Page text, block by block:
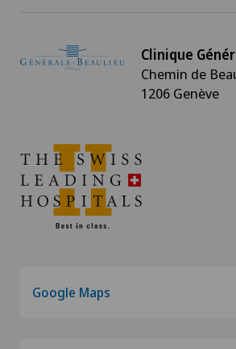
Clinique
Chemin de
1206 Genève
Google Maps